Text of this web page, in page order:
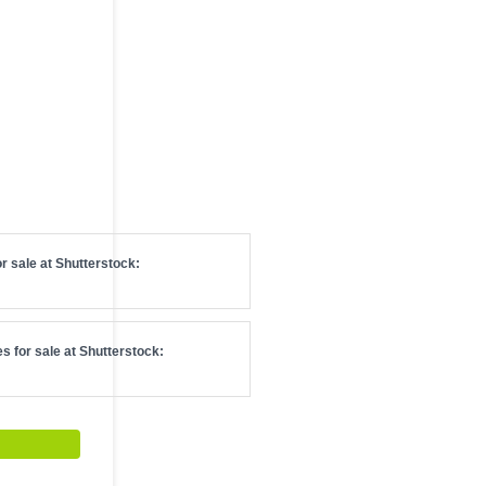
sale at Shutterstock:
for sale at Shutterstock: